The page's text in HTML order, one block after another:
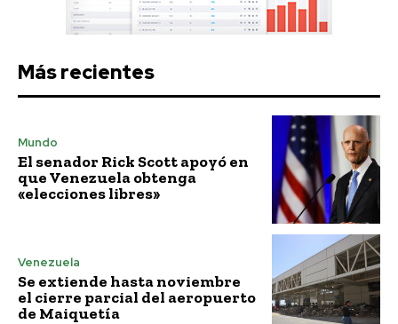
Más recientes
Mundo
El senador Rick Scott apoyó en
que Venezuela obtenga
«elecciones libres»
Venezuela
Se extiende hasta noviembre
el cierre parcial del aeropuerto
de Maiquetía